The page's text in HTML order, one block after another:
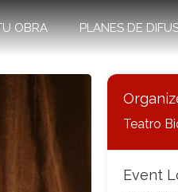
OBRA PLANES DE
Teatro
Event